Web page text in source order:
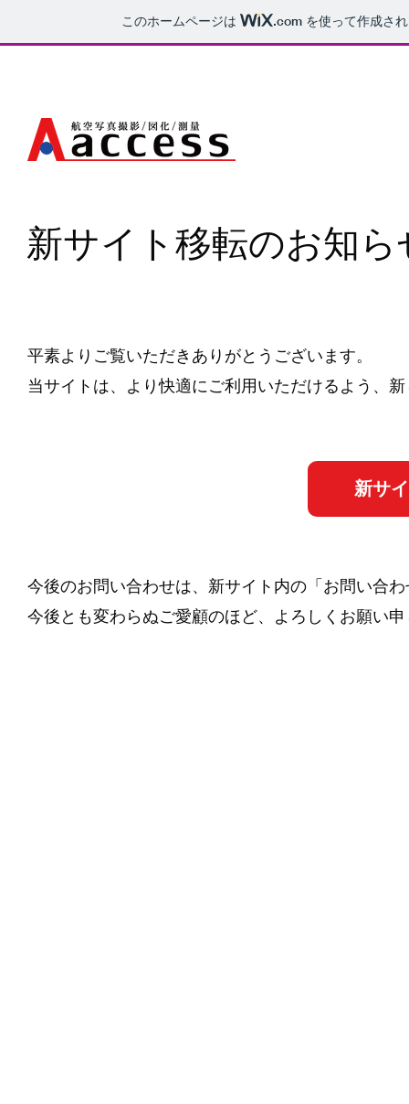
このホームページは .com を使って作成さ
新サイト移転のお知ら
平素よりご覧いただきありがとうございます。
当サイトは、より快適にご利用いただけるよう、
新サ
今後のお問い合わせは、新サイト内の「お問い合
今後とも変わらぬご愛顧のほど、よろしくお願い